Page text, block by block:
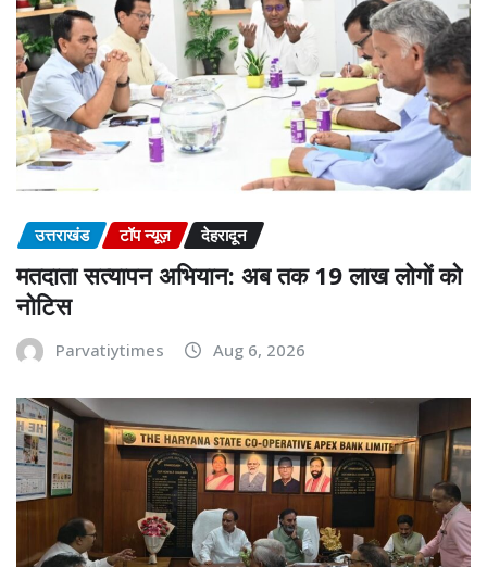
उत्तराखंड टॉप न्यूज़ देहरादून
मतदाता सत्यापन अभियान: अब तक 19 लाख लोगों को
नोटिस
Parvatiytimes Aug 6, 2026